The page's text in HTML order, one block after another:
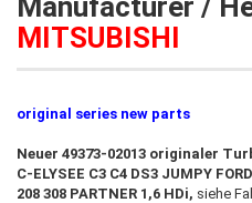
MITSUBISHI
original series new parts
Neuer 49373-02013 originaler
C-ELYSEE C3 C4 DS3 JUMPY
208 308 PARTNER 1,6 HDi, siehe